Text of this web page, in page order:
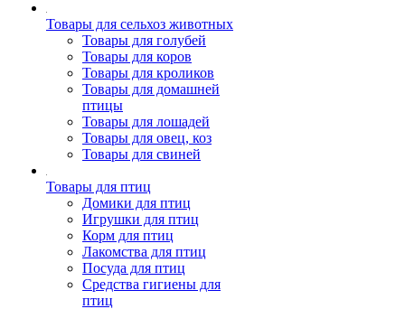
Товары для сельхоз животных
Товары для голубей
Товары для коров
Товары для кроликов
Товары для домашней
птицы
Товары для лошадей
Товары для овец, коз
Товары для свиней
Товары для птиц
Домики для птиц
Игрушки для птиц
Корм для птиц
Лакомства для птиц
Посуда для птиц
Средства гигиены для
птиц